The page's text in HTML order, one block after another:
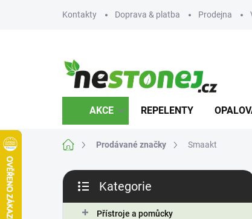
Kontakty Doprava & platba Prodejna
AKCE REPELENTY
Domů Prodávané značky Smaakt
P
s
kategorie
Kategorie
Přístroje a pomůcky